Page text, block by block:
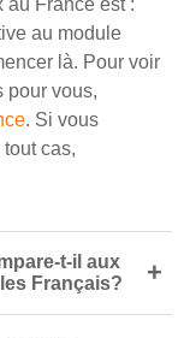
au France est :
au module
là. Pour voir
pour vous,
. Si vous
cas,
t-il aux
Français?
+